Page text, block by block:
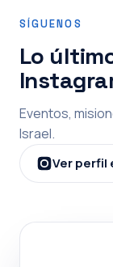
SÍGUENOS
Lo
Eventos,
Israel.
Ver perfil